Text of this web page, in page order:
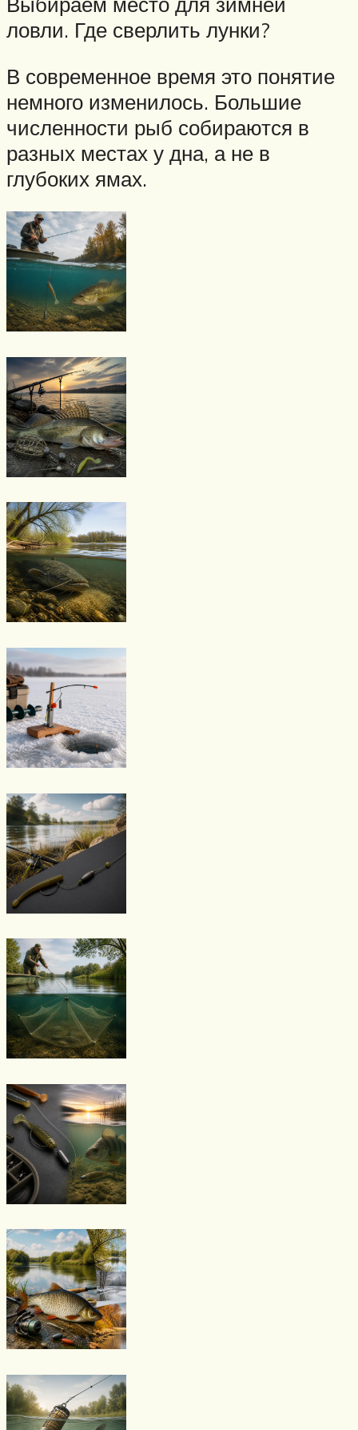
ловли. Где сверлить лунки?
В современное время это понятие
немного изменилось. Большие
численности рыб собираются в
разных местах у дна, а не в
глубоких ямах.